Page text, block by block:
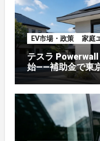
EV市場・政策 家庭
テスラ
始——補助金で東
【2026年8月最新